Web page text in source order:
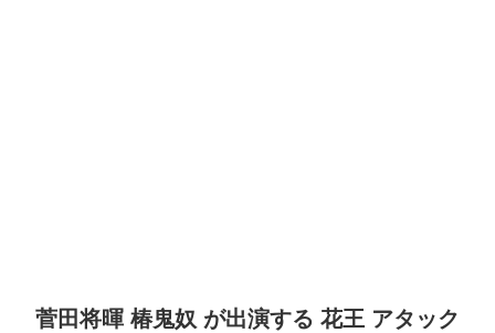
菅田将暉 椿鬼奴 が出演する 花王 アタック